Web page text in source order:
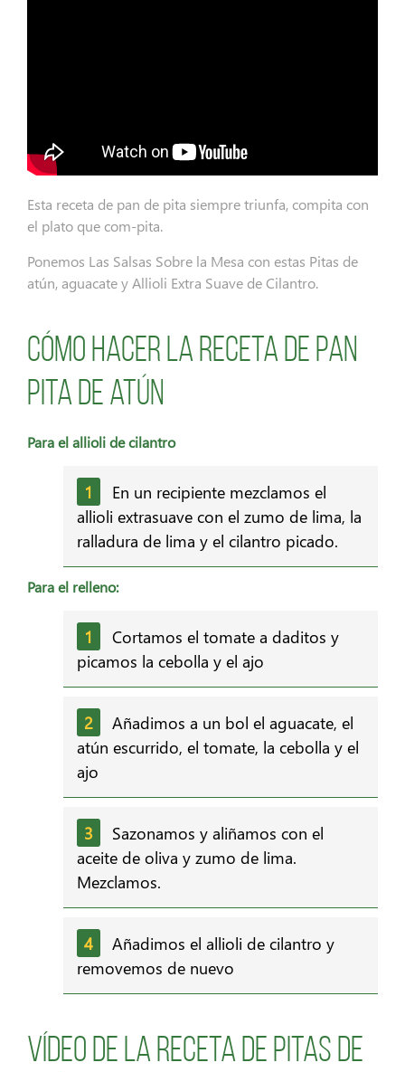
Esta receta de pan de pita siempre triunfa, compita con
el plato que com-pita.
Ponemos Las Salsas Sobre la Mesa con estas Pitas de
atún, aguacate y Allioli Extra Suave de Cilantro.
Cómo hacer la receta de pan
pita de atún
Para el allioli de cilantro
En un recipiente mezclamos el
allioli extrasuave con el zumo de lima, la
ralladura de lima y el cilantro picado.
Para el relleno:
Cortamos el tomate a daditos y
picamos la cebolla y el ajo
Añadimos a un bol el aguacate, el
atún escurrido, el tomate, la cebolla y el
ajo
Sazonamos y aliñamos con el
aceite de oliva y zumo de lima.
Mezclamos.
Añadimos el allioli de cilantro y
removemos de nuevo
Vídeo de la receta de pitas de